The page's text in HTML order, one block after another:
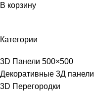
Категории
3D Панели 500×500
Декоративные 3Д панели
3D Перегородки
В корзину